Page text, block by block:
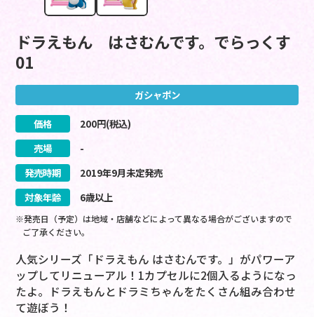
ドラえもん はさむんです。でらっくす
01
ガシャポン
価格 200円(税込)
売場
-
発売時期
2019年9月未定発売
対象年齢
6歳以上
※発売日（予定）は地域・店舗などによって異なる場合がございますので
ご了承ください。
人気シリーズ「ドラえもん はさむんです。」がパワーア
ップしてリニューアル！1カプセルに2個入るようになっ
たよ。ドラえもんとドラミちゃんをたくさん組み合わせ
て遊ぼう！